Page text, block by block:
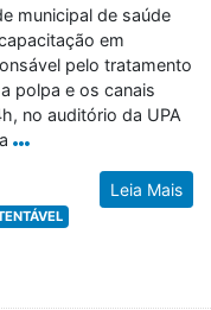
municipal de saúde
em
pelo tratamento
polpa e os canais
no auditório da UPA
Leia Mais